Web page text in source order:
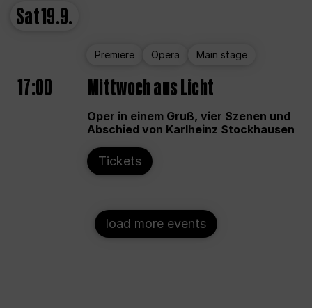
Sat19.9.
Premiere Opera Main stage
17:00 Mittwoch aus Licht
Oper in einem Gruß, vier Szenen und
Abschied von Karlheinz Stockhausen
Tickets
load more events